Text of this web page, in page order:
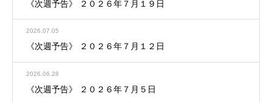
《次週予告》 ２０２６年７月１９日
2026.07.05
《次週予告》 ２０２６年７月１２日
2026.06.28
《次週予告》 ２０２６年７月５日